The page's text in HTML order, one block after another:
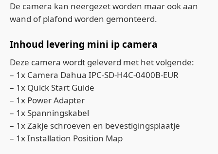
De camera kan neergezet worden maar ook aan
wand of plafond worden gemonteerd.
Inhoud levering mini ip camera
Deze camera wordt geleverd met het volgende:
– 1x Camera Dahua IPC-SD-H4C-0400B-EUR
– 1x Quick Start Guide
– 1x Power Adapter
– 1x Spanningskabel
– 1x Zakje schroeven en bevestigingsplaatje
– 1x Installation Position Map